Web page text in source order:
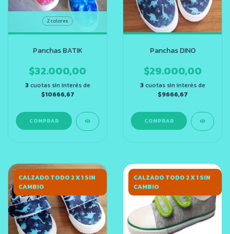
2 colores
Panchas BATIK
$32.000,00
3cuotas sin interés de
$10666,67
COMPRAR
Panchas DINO
$29.000,00
3cuotas sin interés de
$9666,67
COMPRAR
CALZADO TODO 2 X 1 SIN
CAMBIO
CALZADO TODO 2 X 1 SIN
CAMBIO